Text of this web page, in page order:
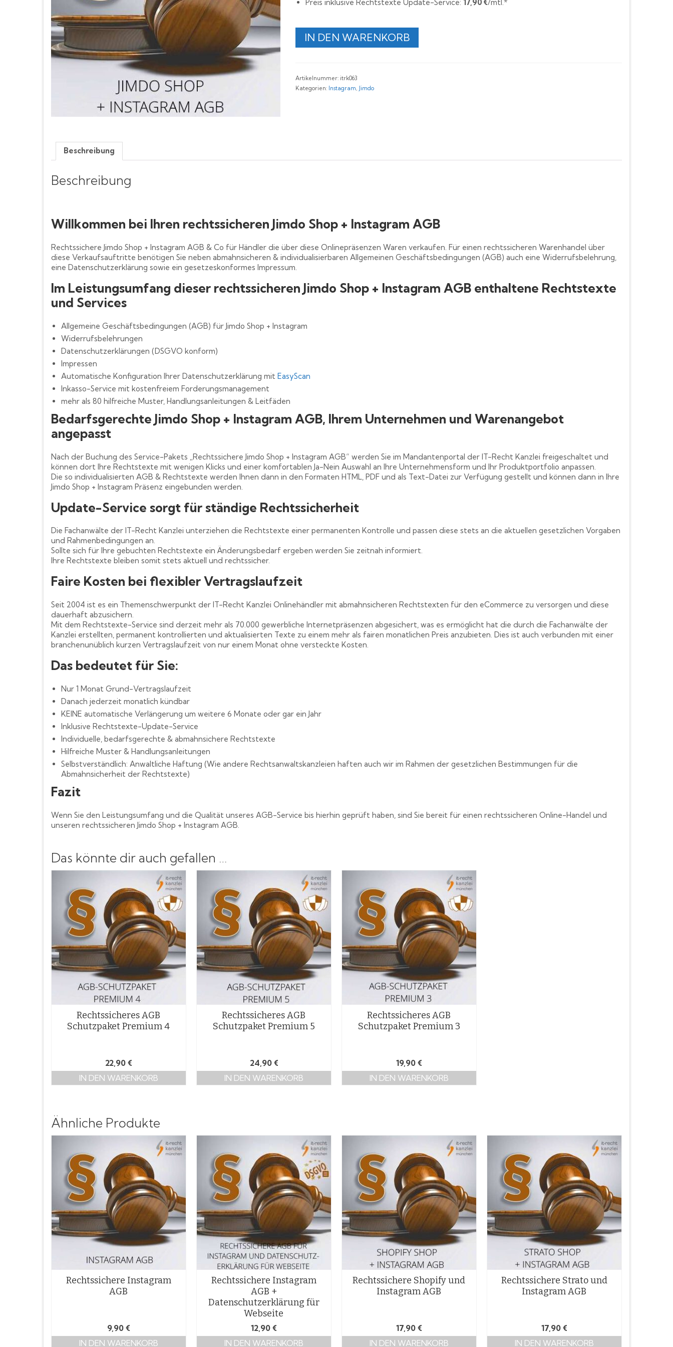
Preis inklusive Rechtstexte Update-Service: 17,90 €/mtl.*
Rechtssichere
Jimdo
Menge
IN DEN WARENKORB
Artikelnummer: itrk063
Kategorien: Instagram, Jimdo
Beschreibung
Beschreibung
Willkommen bei Ihren rechtssicheren Jimdo Shop + Instagram AGB
Rechtssichere Jimdo Shop + Instagram AGB & Co für Händler die über diese Onlinepräsenzen Waren verkaufen. Für einen rechtssicheren Warenhandel über
diese Verkaufsauftritte benötigen Sie neben abmahnsicheren & individualisierbaren Allgemeinen Geschäftsbedingungen (AGB) auch eine Widerrufsbelehrung,
eine Datenschutzerklärung sowie ein gesetzeskonformes Impressum.
Im Leistungsumfang dieser rechtssicheren Jimdo Shop + Instagram AGB enthaltene Rechtstexte
und Services
Allgemeine Geschäftsbedingungen (AGB) für Jimdo Shop + Instagram
Widerrufsbelehrungen
Datenschutzerklärungen (DSGVO konform)
Impressen
Automatische Konfiguration Ihrer Datenschutzerklärung mit EasyScan
Inkasso-Service mit kostenfreiem Forderungsmanagement
mehr als 80 hilfreiche Muster, Handlungsanleitungen & Leitfäden
Bedarfsgerechte Jimdo Shop + Instagram AGB, Ihrem Unternehmen und Warenangebot
angepasst
Nach der Buchung des Service-Pakets „Rechtssichere Jimdo Shop + Instagram AGB“ werden Sie im Mandantenportal der IT-Recht Kanzlei freigeschaltet und
können dort Ihre Rechtstexte mit wenigen Klicks und einer komfortablen Ja-Nein Auswahl an Ihre Unternehmensform und Ihr Produktportfolio anpassen.
Die so individualisierten AGB & Rechtstexte werden Ihnen dann in den Formaten HTML, PDF und als Text-Datei zur Verfügung gestellt und können dann in Ihre
Jimdo Shop + Instagram Präsenz eingebunden werden.
Update-Service sorgt für ständige Rechtssicherheit
Die Fachanwälte der IT-Recht Kanzlei unterziehen die Rechtstexte einer permanenten Kontrolle und passen diese stets an die aktuellen gesetzlichen Vorgaben
und Rahmenbedingungen an.
Sollte sich für Ihre gebuchten Rechtstexte ein Änderungsbedarf ergeben werden Sie zeitnah informiert.
Ihre Rechtstexte bleiben somit stets aktuell und rechtssicher.
Faire Kosten bei flexibler Vertragslaufzeit
Seit 2004 ist es ein Themenschwerpunkt der IT-Recht Kanzlei Onlinehändler mit abmahnsicheren Rechtstexten für den eCommerce zu versorgen und diese
dauerhaft abzusichern.
Mit dem Rechtstexte-Service sind derzeit mehr als 70.000 gewerbliche Internetpräsenzen abgesichert, was es ermöglicht hat die durch die Fachanwälte der
Kanzlei erstellten, permanent kontrollierten und aktualisierten Texte zu einem mehr als fairen monatlichen Preis anzubieten. Dies ist auch verbunden mit einer
branchenunüblich kurzen Vertragslaufzeit von nur einem Monat ohne versteckte Kosten.
Das bedeutet für Sie:
Nur 1 Monat Grund-Vertragslaufzeit
Danach jederzeit monatlich kündbar
KEINE automatische Verlängerung um weitere 6 Monate oder gar ein Jahr
Inklusive Rechtstexte-Update-Service
Individuelle, bedarfsgerechte & abmahnsichere Rechtstexte
Hilfreiche Muster & Handlungsanleitungen
Selbstverständlich: Anwaltliche Haftung (Wie andere Rechtsanwaltskanzleien haften auch wir im Rahmen der gesetzlichen Bestimmungen für die
Abmahnsicherheit der Rechtstexte)
Fazit
Wenn Sie den Leistungsumfang und die Qualität unseres AGB-Service bis hierhin geprüft haben, sind Sie bereit für einen rechtssicheren Online-Handel und
unseren rechtssicheren Jimdo Shop + Instagram AGB.
Das könnte dir auch gefallen …
Rechtssicheres AGB
Schutzpaket Premium 4
22,90€
IN DEN WARENKORB
Rechtssicheres AGB
Schutzpaket Premium 5
24,90 €
IN DEN WARENKORB
Rechtssicheres AGB
Schutzpaket Premium 3
19,90€
IN DEN WARENKORB
Ähnliche Produkte
Rechtssichere Instagram
AGB
9,90€
IN DEN WARENKORB
Rechtssichere Instagram
AGB +
Datenschutzerklärung für
Webseite
12,90€
IN DEN WARENKORB
Rechtssichere Shopify und
Instagram AGB
17,90€
IN DEN WARENKORB
Rechtssichere Strato und
Instagram AGB
17,90€
IN DEN WARENKORB